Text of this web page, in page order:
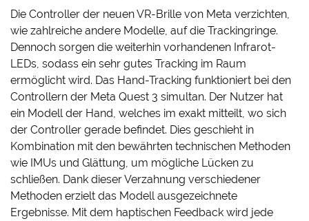
Die Controller der neuen VR-Brille von Meta verzichten,
wie zahlreiche andere Modelle, auf die Trackingringe.
Dennoch sorgen die weiterhin vorhandenen Infrarot-
LEDs, sodass ein sehr gutes Tracking im Raum
ermöglicht wird. Das Hand-Tracking funktioniert bei den
Controllern der Meta Quest 3 simultan. Der Nutzer hat
ein Modell der Hand, welches im exakt mitteilt, wo sich
der Controller gerade befindet. Dies geschieht in
Kombination mit den bewährten technischen Methoden
wie IMUs und Glättung, um mögliche Lücken zu
schließen. Dank dieser Verzahnung verschiedener
Methoden erzielt das Modell ausgezeichnete
Ergebnisse. Mit dem haptischen Feedback wird jede